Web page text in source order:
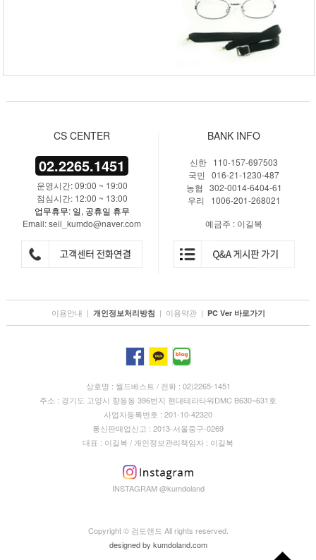
CS CENTER
02.2265.1451
운영시간: 09:00 ~ 19:00
점심시간: 12:00 ~ 13:00
업무휴무: 일, 공휴일 휴무
Email: seil_kumdo@naver.com
BANK INFO
신한 110-157-697503
국민 016-21-1230-487
농협 302-0014-6404-61
우리 1006-201-268021
예금주 : 이길복
이용안내 | 개인정보처리방침 | 이용약관 | PC Ver 바로가기
상호명 : 월드베스트 / 전화 : 02)2265-1451
주소 : 경기도 고양시 향동동 396번지 현대테라타워DMC B630~631호
사업자등록번호 : 201-10-42320
통신판매업신고 : 2013-서울중구-0269
대표 : 이길복 / 개인정보관리책임자 : 이길복
INSTAGRAM @kumdoland
Copyright © 검도랜드 All rights reserved.
designed by kumdoland.com